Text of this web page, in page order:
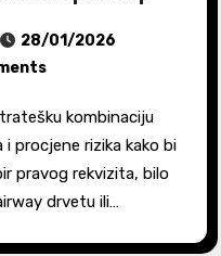
28/01/2026
procjene rizika kako bi
pravog rekvizita, bilo
drvetu ili…